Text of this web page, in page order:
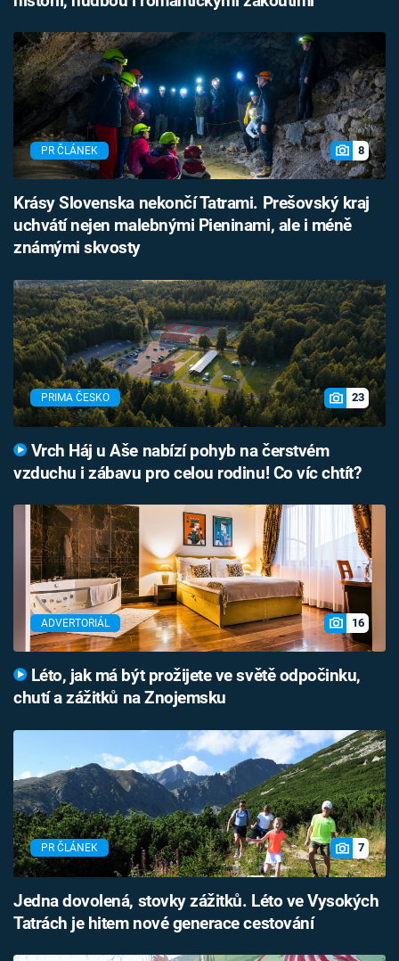
PR ČLÁNEK 8
Krásy Slovenska nekončí Tatrami. Prešovský kraj
uchvátí nejen malebnými Pieninami, ale i méně
známými skvosty
PRIMA ČESKO 23
Vrch Háj u Aše nabízí pohyb na čerstvém
vzduchu i zábavu pro celou rodinu! Co víc chtít?
ADVERTORIÁL 16
Léto, jak má být prožijete ve světě odpočinku,
chutí a zážitků na Znojemsku
PR ČLÁNEK 7
Jedna dovolená, stovky zážitků. Léto ve Vysokých
Tatrách je hitem nové generace cestování